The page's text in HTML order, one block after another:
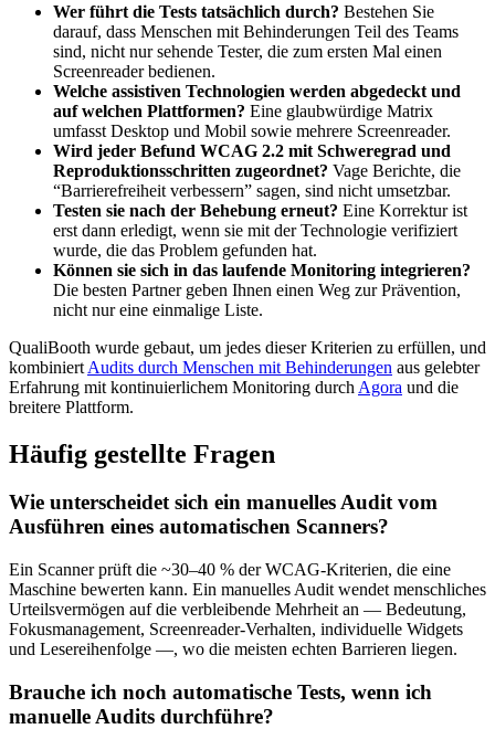
Wer führt die Tests tatsächlich durch? Bestehen Sie
darauf, dass Menschen mit Behinderungen Teil des Teams
sind, nicht nur sehende Tester, die zum ersten Mal einen
Screenreader bedienen.
Welche assistiven Technologien werden abgedeckt und
auf welchen Plattformen? Eine glaubwürdige Matrix
umfasst Desktop und Mobil sowie mehrere Screenreader.
Wird jeder Befund WCAG 2.2 mit Schweregrad und
Reproduktionsschritten zugeordnet? Vage Berichte, die
“Barrierefreiheit verbessern” sagen, sind nicht umsetzbar.
Testen sie nach der Behebung erneut? Eine Korrektur ist
erst dann erledigt, wenn sie mit der Technologie verifiziert
wurde, die das Problem gefunden hat.
Können sie sich in das laufende Monitoring integrieren?
Die besten Partner geben Ihnen einen Weg zur Prävention,
nicht nur eine einmalige Liste.
QualiBooth wurde gebaut, um jedes dieser Kriterien zu erfüllen, und
kombiniert Audits durch Menschen mit Behinderungen aus gelebter
Erfahrung mit kontinuierlichem Monitoring durch Agora und die
breitere Plattform.
Häufig gestellte Fragen
Wie unterscheidet sich ein manuelles Audit vom
Ausführen eines automatischen Scanners?
Ein Scanner prüft die ~30–40 % der WCAG-Kriterien, die eine
Maschine bewerten kann. Ein manuelles Audit wendet menschliches
Urteilsvermögen auf die verbleibende Mehrheit an — Bedeutung,
Fokusmanagement, Screenreader-Verhalten, individuelle Widgets
und Lesereihenfolge —, wo die meisten echten Barrieren liegen.
Brauche ich noch automatische Tests, wenn ich
manuelle Audits durchführe?